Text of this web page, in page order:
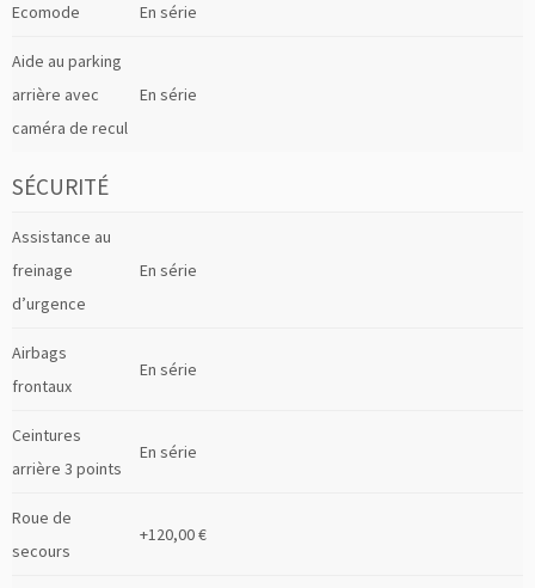
Ecomode En série
Aide au parking
arrière avec
caméra de recul
En série
SÉCURITÉ
Assistance au
freinage
d’urgence
En série
Airbags
frontaux
En série
Ceintures
arrière 3 points
En série
Roue de
secours
+120,00 €